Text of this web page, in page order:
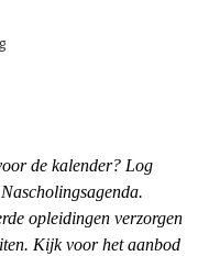
de kalender? Log
opleidingen verzorgen
Kijk voor het aanbod